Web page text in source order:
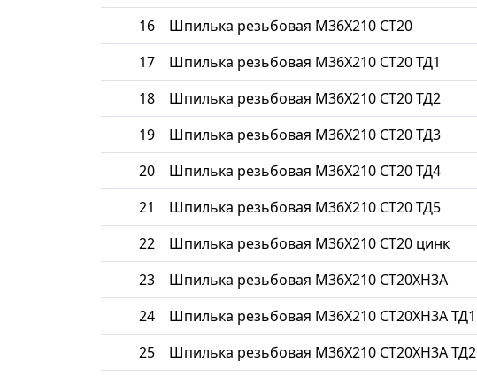
16 Шпилька резьбовая М36Х210 СТ20
17 Шпилька резьбовая М36Х210 СТ20 ТД1
18 Шпилька резьбовая М36Х210 СТ20 ТД2
19 Шпилька резьбовая М36Х210 СТ20 ТД3
20 Шпилька резьбовая М36Х210 СТ20 ТД4
21 Шпилька резьбовая М36Х210 СТ20 ТД5
22 Шпилька резьбовая М36Х210 СТ20 цинк
23 Шпилька резьбовая М36Х210 СТ20ХН3А
24 Шпилька резьбовая М36Х210 СТ20ХН3А ТД1
25 Шпилька резьбовая М36Х210 СТ20ХН3А ТД2